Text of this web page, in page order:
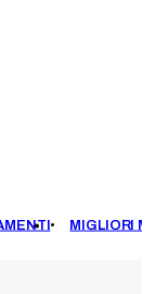
MIGLIORI